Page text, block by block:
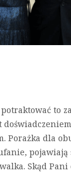
to
Porażka dla
pojawiają
Skąd Pani